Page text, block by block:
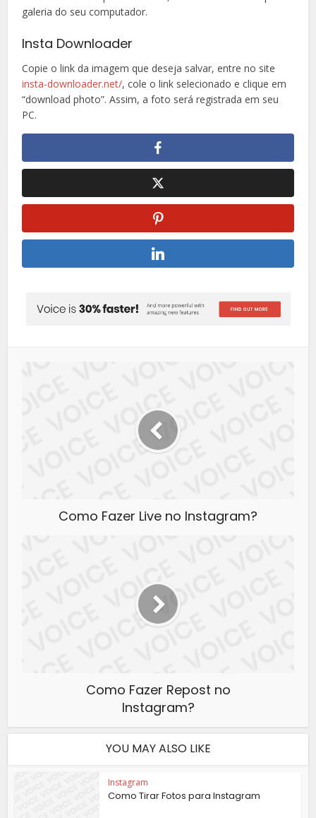
galeria do seu computador.
Insta Downloader
Copie o link da imagem que deseja salvar, entre no site
insta-downloader.net/, cole o link selecionado e clique em
“download photo”. Assim, a foto será registrada em seu
PC.
Como Fazer Live no Instagram?
Como Fazer Repost no
Instagram?
YOU MAY ALSO LIKE
Instagram
Como Tirar Fotos para Instagram